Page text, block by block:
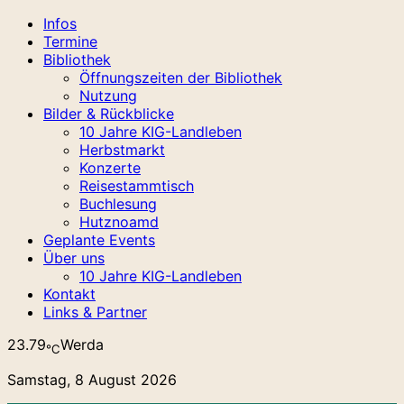
Infos
Termine
Bibliothek
Öffnungszeiten der Bibliothek
Nutzung
Bilder & Rückblicke
10 Jahre KIG-Landleben
Herbstmarkt
Konzerte
Reisestammtisch
Buchlesung
Hutznoamd
Geplante Events
Über uns
10 Jahre KIG-Landleben
Kontakt
Links & Partner
23.79℃Werda
Samstag, 8 August 2026